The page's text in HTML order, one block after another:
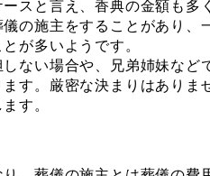
スと言え、香典の金額も多
の施主をすることがあり、
が多いようです。
ない場合や、兄弟姉妹など
す。厳密な決まりはあり
す。